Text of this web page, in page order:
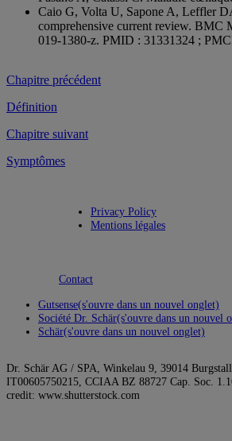
Caio G, Volta U, Sapone A, Leffler
comprehensive current review. BMC
019-1380-z. PMID : 31331324 ;
Chapitre précédent
Définition
Chapitre suivant
Symptômes
Privacy Policy
Mentions légales
Contact
Gutsense(s'ouvre dans un nouvel onglet)
Société Dr. Schär(s'ouvre dans un nouvel
Schär(s'ouvre dans un nouvel onglet)
Dr. Schär AG / SPA, Winkelau 9, 39014
IT00605750215, CCIAA BZ 88727 Cap. Soc.
credit: www.shutterstock.com